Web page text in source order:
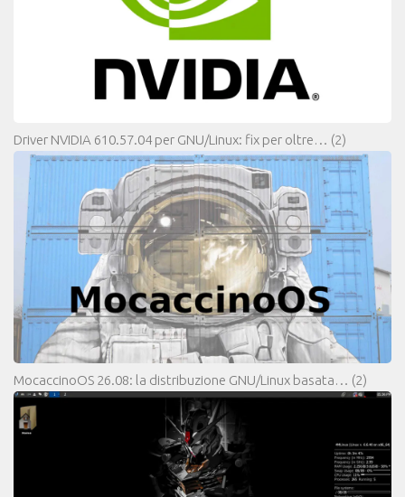
Driver NVIDIA 610.57.04 per GNU/Linux: fix per oltre… (2)
MocaccinoOS 26.08: la distribuzione GNU/Linux basata… (2)